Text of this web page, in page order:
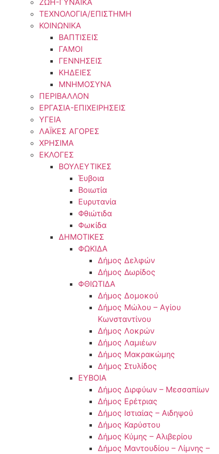
ΖΩΗ-ΓΥΝΑΙΚΑ
ΤΕΧΝΟΛΟΓΙΑ/ΕΠΙΣΤΗΜΗ
ΚΟΙΝΩΝΙΚΑ
ΒΑΠΤΙΣΕΙΣ
ΓΑΜΟΙ
ΓΕΝΝΗΣΕΙΣ
ΚΗΔΕΙΕΣ
ΜΝΗΜΟΣΥΝΑ
ΠΕΡΙΒΑΛΛΟΝ
ΕΡΓΑΣΙΑ-ΕΠΙΧΕΙΡΗΣΕΙΣ
ΥΓΕΙΑ
ΛΑΪΚΕΣ ΑΓΟΡΕΣ
ΧΡΗΣΙΜΑ
ΕΚΛΟΓΕΣ
ΒΟΥΛΕΥΤΙΚΕΣ
Έυβοια
Βοιωτία
Ευρυτανία
Φθιώτιδα
Φωκίδα
ΔΗΜΟΤΙΚΕΣ
ΦΩΚΙΔΑ
Δήμος Δελφών
Δήμος Δωρίδος
ΦΘΙΩΤΙΔΑ
Δήμος Δομοκού
Δήμος Μώλου – Αγίου
Κωνσταντίνου
Δήμος Λοκρών
Δήμος Λαμιέων
Δήμος Μακρακώμης
Δήμος Στυλίδος
ΕΥΒΟΙΑ
Δήμος Διρφύων – Μεσσαπίων
Δήμος Ερέτριας
Δήμος Ιστιαίας – Αιδηψού
Δήμος Καρύστου
Δήμος Κύμης – Αλιβερίου
Δήμος Μαντουδίου – Λίμνης –